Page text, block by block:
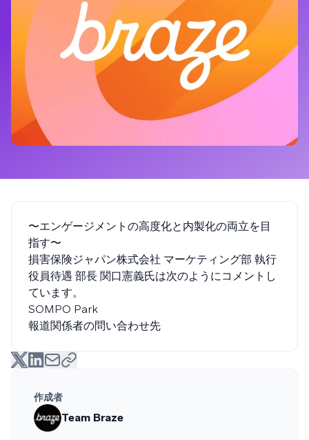
〜エンゲージメントの高度化と内製化の両立を目
指す〜
損害保険ジャパン株式会社 マーケティング部 執行
役員待遇 部長 関口憲義氏は次のようにコメントし
ています。
SOMPO Park
報道関係者の問い合わせ先
作成者
Team Braze